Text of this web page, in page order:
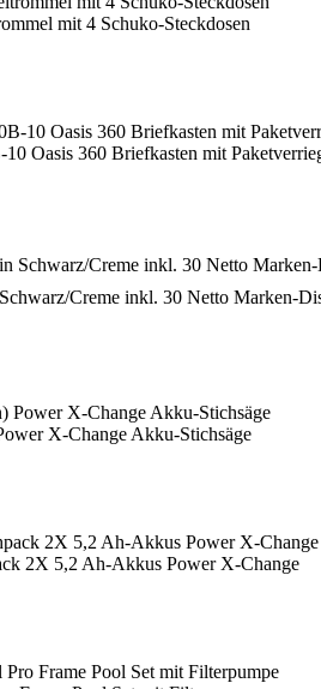
mit 4 Schuko-Steckdosen
Oasis 360 Briefkasten mit
Creme inkl. 30 Netto Marken-
X-Change Akku-Stichsäge
2X 5,2 Ah-Akkus Power X-Change